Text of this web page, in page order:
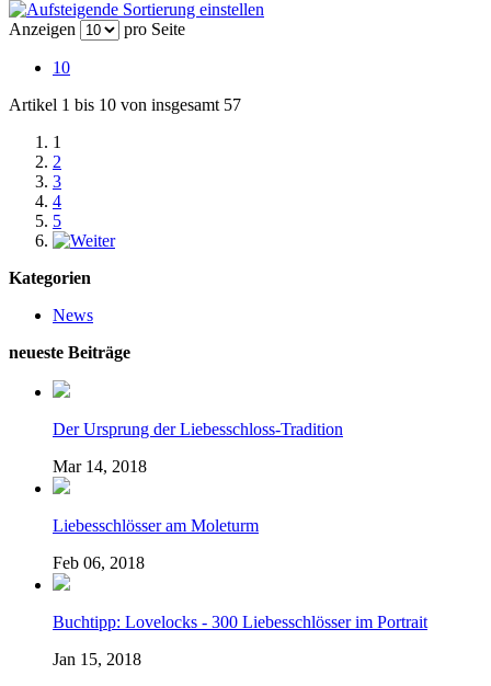
Anzeigen pro Seite
10
Artikel 1 bis 10 von insgesamt 57
1
2
3
4
5
Kategorien
News
neueste Beiträge
Der Ursprung der Liebesschloss-Tradition
Mar 14, 2018
Liebesschlösser am Moleturm
Feb 06, 2018
Buchtipp: Lovelocks - 300 Liebesschlösser im Portrait
Jan 15, 2018